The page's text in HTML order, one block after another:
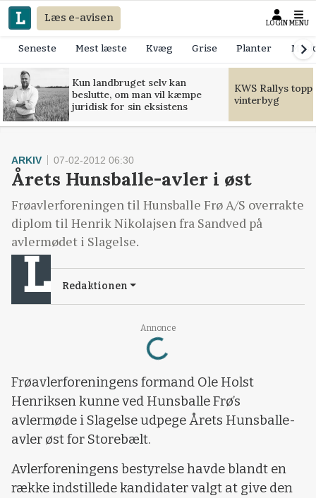
Læs e-avisen LOGIN MENU
Seneste Mest læste Kvæg Grise Planter
Kun landbruget selv kan
beslutte, om man vil kæmpe
juridisk for sin eksistens
KWS Rallys
vinterbyg
Annonce
Loading...
ARKIV 07-02-2012 06:30
Årets Hunsballe-avler i øst
Frøavlerforeningen til Hunsballe Frø A/S overrakte
diplom til Henrik Nikolajsen fra Sandved på
avlermødet i Slagelse.
Redaktionen
Frøavlerforeningens formand Ole Holst
Henriksen kunne ved Hunsballe Frø’s
avlermøde i Slagelse udpege Årets Hunsballe-
avler øst for Storebælt.
Avlerforeningens bestyrelse havde blandt en
række indstillede kandidater valgt at give den